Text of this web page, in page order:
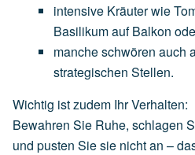
intensive Kräuterwie
Basilikumauf Balkon
mancheschwören auch
strategischen Stellen.
Wichtig ist zudem Ihr Verhalten:
Bewahren Sie Ruhe, schlagen
und pusten Sie sie nicht an –